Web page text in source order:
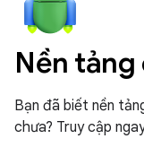
Nền tảng
Bạn đã biết nền
chưa? Truy cập